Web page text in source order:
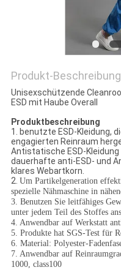
Produkt-Beschreibung
Unisexschützende
ESD mit Haube Overall
Produktbeschreibung
1. benutzte ESD-Kleidung,
engagierten Reinraum
Antistatische ESD-
dauerhafte anti-ESD- und
klares Webartkorn.
2. Um Partikelgeneration
spezielle Nähmaschine in
3. Benutzen Sie leitfähiges
unter jedem Teil des Stoffes
4. Anwendbar auf Werkstatt
5. Produkte hat SGS-Test für
6. Material: Polyester-
7. Anwendbar auf
1000, class100